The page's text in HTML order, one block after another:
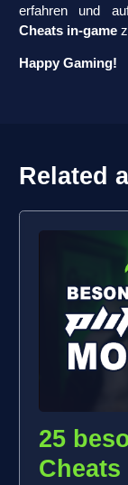
erfahren und
Cheats in-game
Happy Gaming!
Related
25